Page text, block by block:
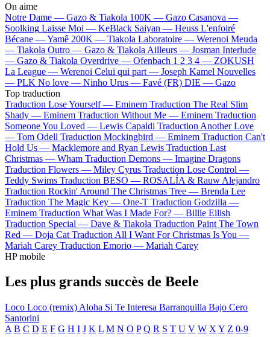
On aime
Notre Dame — Gazo & Tiakola 100K — Gazo Casanova —
Soolking Laisse Moi — KeBlack Saiyan — Heuss L'enfoiré
Bécane —Yamê 200K — Tiakola Laboratoire — Werenoi Meuda
— Tiakola Outro — Gazo & Tiakola Ailleurs — Josman Interlude
— Gazo & Tiakola Overdrive — Ofenbach 1 2 3 4 — ZOKUSH
La League — Werenoi Celui qui part — Joseph Kamel Nouvelles
— PLK No love — Ninho Urus — Favé (FR) DIE — Gazo
Top traduction
Traduction Lose Yourself — Eminem Traduction The Real Slim
Shady — Eminem Traduction Without Me — Eminem Traduction
Someone You Loved — Lewis Capaldi Traduction Another Love
— Tom Odell Traduction Mockingbird — Eminem Traduction Can't
Hold Us — Macklemore and Ryan Lewis Traduction Last
Christmas — Wham Traduction Demons — Imagine Dragons
Traduction Flowers — Miley Cyrus Traduction Lose Control —
Teddy Swims Traduction BESO — ROSALÍA & Rauw Alejandro
Traduction Rockin' Around The Christmas Tree — Brenda Lee
Traduction The Magic Key — One-T Traduction Godzilla —
Eminem Traduction What Was I Made For? — Billie Eilish
Traduction Special — Dave & Tiakola Traduction Paint The Town
Red — Doja Cat Traduction All I Want For Christmas Is You —
Mariah Carey Traduction Emorio — Mariah Carey
HP mobile
Les plus grands succès de Beele
Loco Loco (remix) Aloha Si Te Interesa Barranquilla Bajo Cero
Santorini
A B C D E F G H I J K L M N O P Q R S T U V W X Y Z 0-9